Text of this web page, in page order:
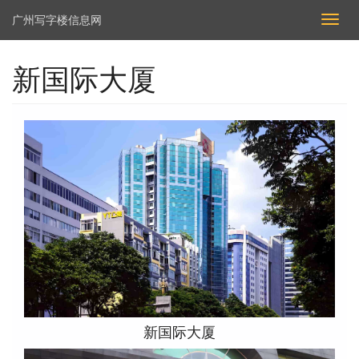
切
换
广州写字楼信息网
新国际大厦
新国际大厦